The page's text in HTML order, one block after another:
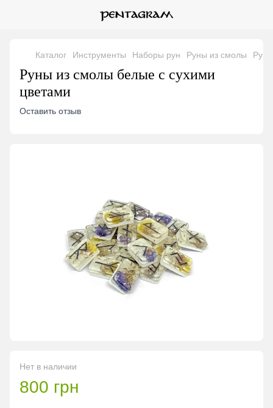
Каталог Инструменты Наборы рун Руны из смолы
Руны из смолы белые с сухими
цветами
Оставить отзыв
Нет в наличии
800 грн